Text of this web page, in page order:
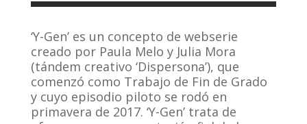
‘Y-Gen’ es un concepto de webserie
creado por Paula Melo y Julia Mora
(tándem creativo ‘Dispersona’), que
comenzó como Trabajo de Fin de Grado
y cuyo episodio piloto se rodó en
primavera de 2017. ‘Y-Gen’ trata de